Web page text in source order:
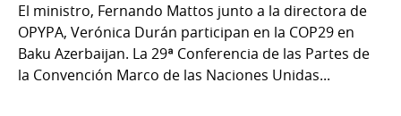
El ministro, Fernando Mattos junto a la directora de
OPYPA, Verónica Durán participan en la COP29 en
Baku Azerbaijan. La 29ª Conferencia de las Partes de
la Convención Marco de las Naciones Unidas...